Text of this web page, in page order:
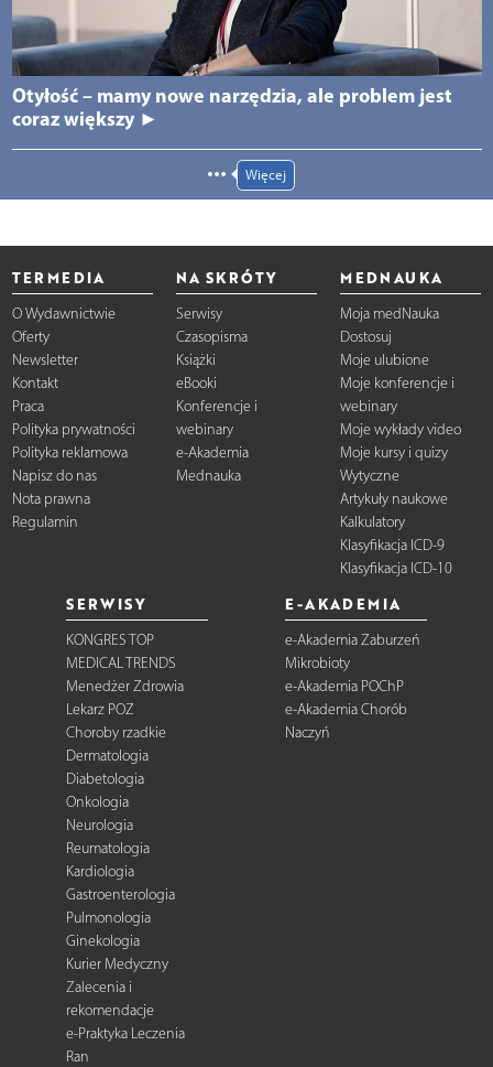
Otyłość – mamy nowe narzędzia, ale problem jest
coraz większy ►
Więcej
TERMEDIA
O Wydawnictwie
Oferty
Newsletter
Kontakt
Praca
Polityka prywatności
Polityka reklamowa
Napisz do nas
Nota prawna
Regulamin
NA SKRÓTY
Serwisy
Czasopisma
Książki
eBooki
Konferencje i
webinary
e-Akademia
Mednauka
MEDNAUKA
Moja medNauka
Dostosuj
Moje ulubione
Moje konferencje i
webinary
Moje wykłady video
Moje kursy i quizy
Wytyczne
Artykuły naukowe
Kalkulatory
Klasyfikacja ICD-9
Klasyfikacja ICD-10
SERWISY
KONGRES TOP
MEDICAL TRENDS
Menedżer Zdrowia
Lekarz POZ
Choroby rzadkie
Dermatologia
Diabetologia
Onkologia
Neurologia
Reumatologia
Kardiologia
Gastroenterologia
Pulmonologia
Ginekologia
Kurier Medyczny
Zalecenia i
rekomendacje
e-Praktyka Leczenia
Ran
E-AKADEMIA
e-Akademia Zaburzeń
Mikrobioty
e-Akademia POChP
e-Akademia Chorób
Naczyń